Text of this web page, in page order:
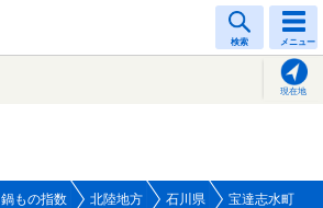
検索 メニュー
現在地
鍋もの指数 北陸地方 石川県 宝達志水町